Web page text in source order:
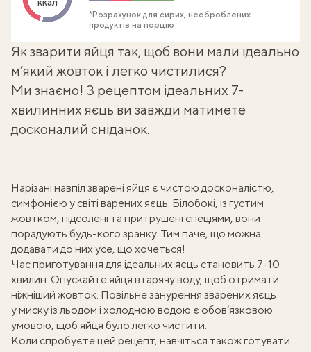
*Розрахунок для сирих, необроблених
продуктів на порцію
Якзварити яйця так, щоб вони мали ідеально
м’який жовток і легко чистилися?
Ми знаємо! З рецептом ідеальних 7-
хвилинних яєць ви завжди матимете
досконалий сніданок.
Нарізані навпіл зварені яйця є чистою досконалістю,
симфонією у світі варених яєць. Білобокі, із густим
жовтком, підсолені та притрушені спеціями, вони
порадують будь-кого зранку. Тим паче, що можна
додавати до них усе, що хочеться!
Час приготування для ідеальних яєць становить 7-10
хвилин. Опускайте яйця в гарячу воду, щоб отримати
ніжніший жовток. Повільне занурення зварених яєць
у миску із льодом і холодною водою є обов’язковою
умовою, щоб яйця було легко чистити.
Коли спробуєте цей рецепт, навчіться також готувати